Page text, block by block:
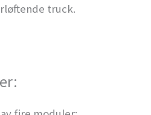
truck.